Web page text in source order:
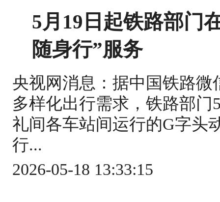
5月19日起铁路部门
随身行”服务
央视网消息：据中国铁路
多样化出行需求，铁路部门
礼间各车站间运行的G字头
行...
2026-05-18 13:33:15